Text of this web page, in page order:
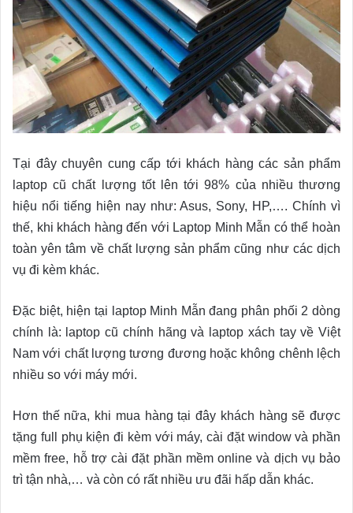
Tại đây chuyên cung cấp tới khách hàng các sản phẩm
laptop cũ chất lượng tốt lên tới 98% của nhiều thương
hiệu nổi tiếng hiện nay như: Asus, Sony, HP,…. Chính vì
thế, khi khách hàng đến với Laptop Minh Mẫn có thể hoàn
toàn yên tâm về chất lượng sản phẩm cũng như các dịch
vụ đi kèm khác.
Đặc biệt, hiện tại laptop Minh Mẫn đang phân phối 2 dòng
chính là: laptop cũ chính hãng và laptop xách tay về Việt
Nam với chất lượng tương đương hoặc không chênh lệch
nhiều so với máy mới.
Hơn thế nữa, khi mua hàng tại đây khách hàng sẽ được
tặng full phụ kiện đi kèm với máy, cài đặt window và phần
mềm free, hỗ trợ cài đặt phần mềm online và dịch vụ bảo
trì tận nhà,… và còn có rất nhiều ưu đãi hấp dẫn khác.